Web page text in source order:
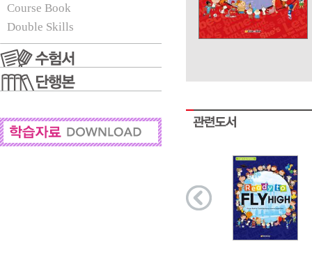
Course Book
Double Skills